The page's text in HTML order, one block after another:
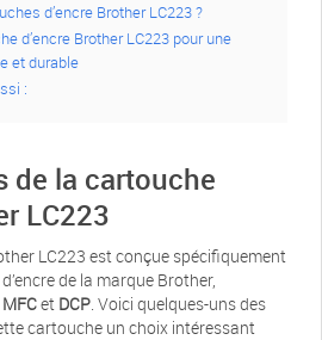
d’encre Brother LC223 ?
d’encre Brother LC223 pour une
et durable
:
de la cartouche
LC223
LC223 est conçue spécifiquement
de la marque Brother,
MFCet DCP . Voici quelques-uns des
cartouche un choix intéressant